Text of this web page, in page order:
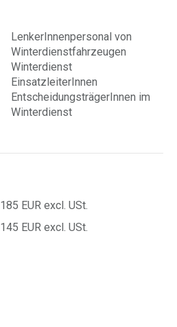
LenkerInnenpersonal von
Winterdienstfahrzeugen
Winterdienst
EinsatzleiterInnen
EntscheidungsträgerInnen im
Winterdienst
185 EUR excl. USt.
145 EUR excl. USt.